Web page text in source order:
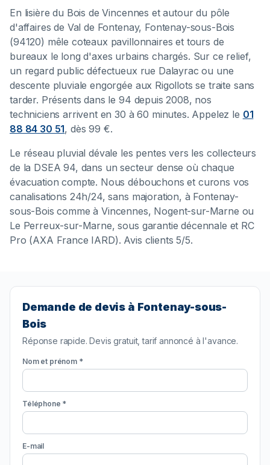
En lisière du Bois de Vincennes et autour du pôle
d'affaires de Val de Fontenay, Fontenay-sous-Bois
(94120) mêle coteaux pavillonnaires et tours de
bureaux le long d'axes urbains chargés. Sur ce relief,
un regard public défectueux rue Dalayrac ou une
descente pluviale engorgée aux Rigollots se traite sans
tarder. Présents dans le 94 depuis 2008, nos
techniciens arrivent en 30 à 60 minutes. Appelez le 01
88 84 30 51, dès 99 €.
Le réseau pluvial dévale les pentes vers les collecteurs
de la DSEA 94, dans un secteur dense où chaque
évacuation compte. Nous débouchons et curons vos
canalisations 24h/24, sans majoration, à Fontenay-
sous-Bois comme à Vincennes, Nogent-sur-Marne ou
Le Perreux-sur-Marne, sous garantie décennale et RC
Pro (AXA France IARD). Avis clients 5/5.
Demande de devis à Fontenay-sous-
Bois
Réponse rapide. Devis gratuit, tarif annoncé à l'avance.
Nom et prénom *
Téléphone *
E-mail